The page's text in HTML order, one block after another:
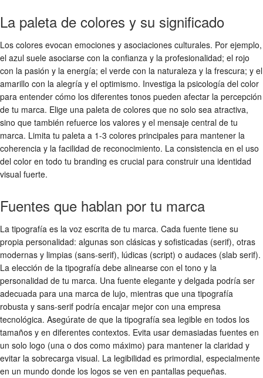
La paleta de colores y su significado
Los colores evocan emociones y asociaciones culturales. Por ejemplo,
el azul suele asociarse con la confianza y la profesionalidad; el rojo
con la pasión y la energía; el verde con la naturaleza y la frescura; y el
amarillo con la alegría y el optimismo. Investiga la psicología del color
para entender cómo los diferentes tonos pueden afectar la percepción
de tu marca. Elige una paleta de colores que no solo sea atractiva,
sino que también refuerce los valores y el mensaje central de tu
marca. Limita tu paleta a 1-3 colores principales para mantener la
coherencia y la facilidad de reconocimiento. La consistencia en el uso
del color en todo tu branding es crucial para construir una identidad
visual fuerte.
Fuentes que hablan por tu marca
La tipografía es la voz escrita de tu marca. Cada fuente tiene su
propia personalidad: algunas son clásicas y sofisticadas (serif), otras
modernas y limpias (sans-serif), lúdicas (script) o audaces (slab serif).
La elección de la tipografía debe alinearse con el tono y la
personalidad de tu marca. Una fuente elegante y delgada podría ser
adecuada para una marca de lujo, mientras que una tipografía
robusta y sans-serif podría encajar mejor con una empresa
tecnológica. Asegúrate de que la tipografía sea legible en todos los
tamaños y en diferentes contextos. Evita usar demasiadas fuentes en
un solo logo (una o dos como máximo) para mantener la claridad y
evitar la sobrecarga visual. La legibilidad es primordial, especialmente
en un mundo donde los logos se ven en pantallas pequeñas.